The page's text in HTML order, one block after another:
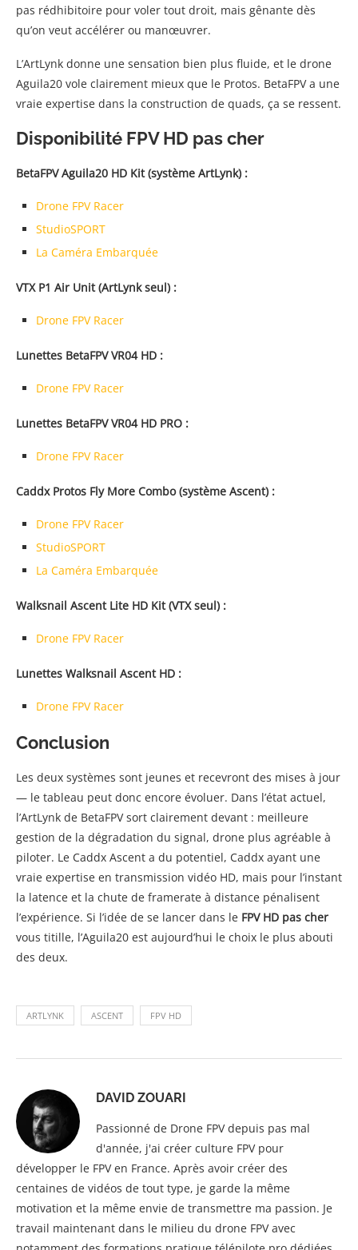
pas rédhibitoire pour voler tout droit, mais gênante dès
qu’on veut accélérer ou manœuvrer.
L’ArtLynk donne une sensation bien plus fluide, et le drone
Aguila20 vole clairement mieux que le Protos. BetaFPV a une
vraie expertise dans la construction de quads, ça se ressent.
Disponibilité FPV HD pas cher
BetaFPV Aguila20 HD Kit (système ArtLynk) :
Drone FPV Racer
StudioSPORT
La Caméra Embarquée
VTX P1 Air Unit (ArtLynk seul) :
Drone FPV Racer
Lunettes BetaFPV VR04 HD :
Drone FPV Racer
Lunettes BetaFPV VR04 HD PRO :
Drone FPV Racer
Caddx Protos Fly More Combo (système Ascent) :
Drone FPV Racer
StudioSPORT
La Caméra Embarquée
Walksnail Ascent Lite HD Kit (VTX seul) :
Drone FPV Racer
Lunettes Walksnail Ascent HD :
Drone FPV Racer
Conclusion
Les deux systèmes sont jeunes et recevront des mises à jour
— le tableau peut donc encore évoluer. Dans l’état actuel,
l’ArtLynk de BetaFPV sort clairement devant : meilleure
gestion de la dégradation du signal, drone plus agréable à
piloter. Le Caddx Ascent a du potentiel, Caddx ayant une
vraie expertise en transmission vidéo HD, mais pour l’instant
la latence et la chute de framerate à distance pénalisent
l’expérience. Si l’idée de se lancer dans le FPV HD pas cher
vous titille, l’Aguila20 est aujourd’hui le choix le plus abouti
des deux.
ARTLYNK ASCENT FPV HD
DAVID ZOUARI
Passionné de Drone FPV depuis pas mal
d'année, j'ai créer culture FPV pour
développer le FPV en France. Après avoir créer des
centaines de vidéos de tout type, je garde la même
motivation et la même envie de transmettre ma passion. Je
travail maintenant dans le milieu du drone FPV avec